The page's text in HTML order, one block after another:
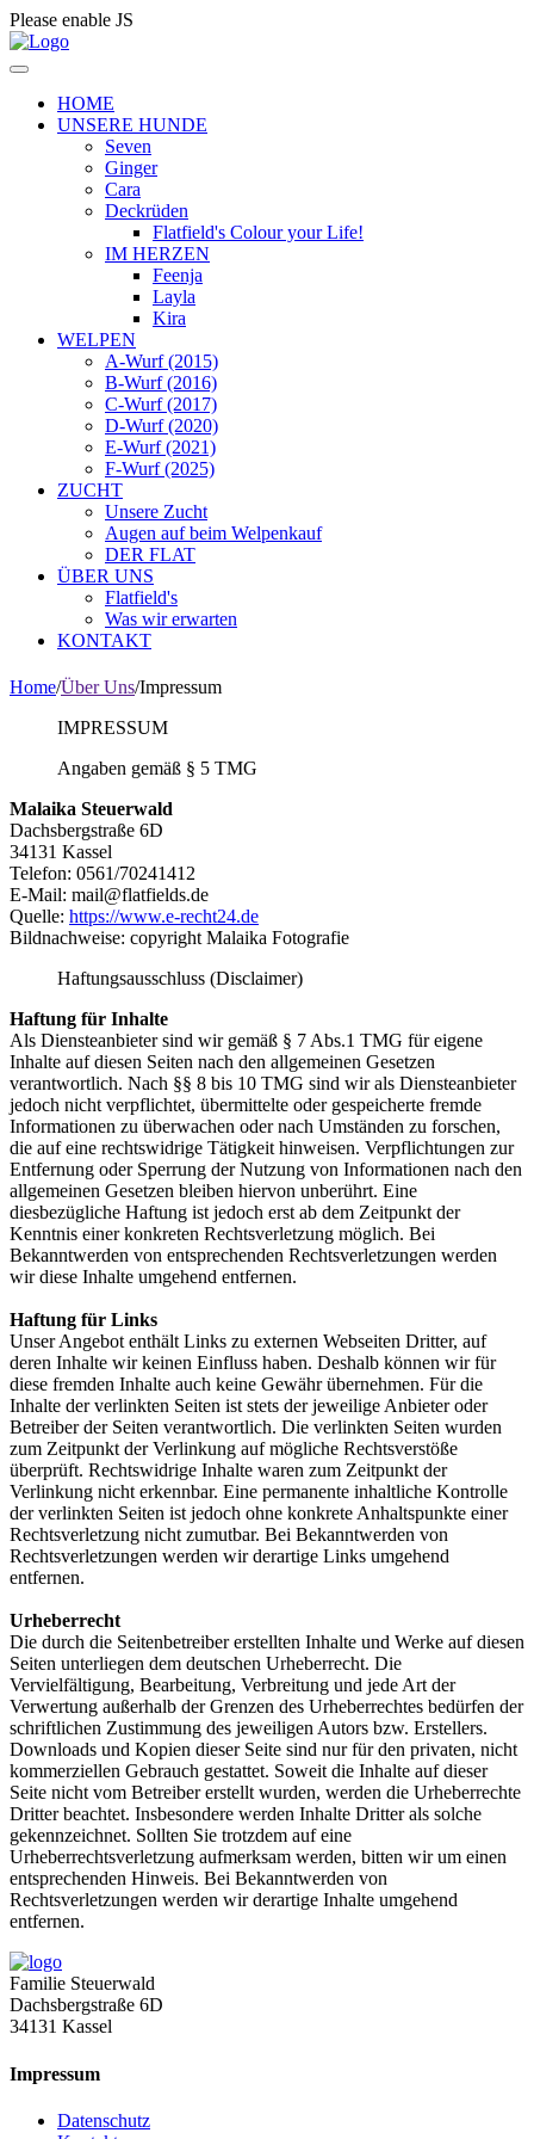
Please enable JS
HOME
UNSERE HUNDE
Seven
Ginger
Cara
Deckrüden
Flatfield's Colour your Life!
IM HERZEN
Feenja
Layla
Kira
WELPEN
A-Wurf (2015)
B-Wurf (2016)
C-Wurf (2017)
D-Wurf (2020)
E-Wurf (2021)
F-Wurf (2025)
ZUCHT
Unsere Zucht
Augen auf beim Welpenkauf
DER FLAT
ÜBER UNS
Flatfield's
Was wir erwarten
KONTAKT
Home/Über Uns/Impressum
IMPRESSUM
Angaben gemäß § 5 TMG
Malaika Steuerwald
Dachsbergstraße 6D
34131 Kassel
Telefon: 0561/70241412
E-Mail: mail@flatfields.de
Quelle: https://www.e-recht24.de
Bildnachweise: copyright Malaika Fotografie
Haftungsausschluss (Disclaimer)
Haftung für Inhalte
Als Diensteanbieter sind wir gemäß § 7 Abs.1 TMG für eigene
Inhalte auf diesen Seiten nach den allgemeinen Gesetzen
verantwortlich. Nach §§ 8 bis 10 TMG sind wir als Diensteanbieter
jedoch nicht verpflichtet, übermittelte oder gespeicherte fremde
Informationen zu überwachen oder nach Umständen zu forschen,
die auf eine rechtswidrige Tätigkeit hinweisen. Verpflichtungen zur
Entfernung oder Sperrung der Nutzung von Informationen nach den
allgemeinen Gesetzen bleiben hiervon unberührt. Eine
diesbezügliche Haftung ist jedoch erst ab dem Zeitpunkt der
Kenntnis einer konkreten Rechtsverletzung möglich. Bei
Bekanntwerden von entsprechenden Rechtsverletzungen werden
wir diese Inhalte umgehend entfernen.
Haftung für Links
Unser Angebot enthält Links zu externen Webseiten Dritter, auf
deren Inhalte wir keinen Einfluss haben. Deshalb können wir für
diese fremden Inhalte auch keine Gewähr übernehmen. Für die
Inhalte der verlinkten Seiten ist stets der jeweilige Anbieter oder
Betreiber der Seiten verantwortlich. Die verlinkten Seiten wurden
zum Zeitpunkt der Verlinkung auf mögliche Rechtsverstöße
überprüft. Rechtswidrige Inhalte waren zum Zeitpunkt der
Verlinkung nicht erkennbar. Eine permanente inhaltliche Kontrolle
der verlinkten Seiten ist jedoch ohne konkrete Anhaltspunkte einer
Rechtsverletzung nicht zumutbar. Bei Bekanntwerden von
Rechtsverletzungen werden wir derartige Links umgehend
entfernen.
Urheberrecht
Die durch die Seitenbetreiber erstellten Inhalte und Werke auf diesen
Seiten unterliegen dem deutschen Urheberrecht. Die
Vervielfältigung, Bearbeitung, Verbreitung und jede Art der
Verwertung außerhalb der Grenzen des Urheberrechtes bedürfen der
schriftlichen Zustimmung des jeweiligen Autors bzw. Erstellers.
Downloads und Kopien dieser Seite sind nur für den privaten, nicht
kommerziellen Gebrauch gestattet. Soweit die Inhalte auf dieser
Seite nicht vom Betreiber erstellt wurden, werden die Urheberrechte
Dritter beachtet. Insbesondere werden Inhalte Dritter als solche
gekennzeichnet. Sollten Sie trotzdem auf eine
Urheberrechtsverletzung aufmerksam werden, bitten wir um einen
entsprechenden Hinweis. Bei Bekanntwerden von
Rechtsverletzungen werden wir derartige Inhalte umgehend
entfernen.
Familie Steuerwald
Dachsbergstraße 6D
34131 Kassel
Impressum
Datenschutz